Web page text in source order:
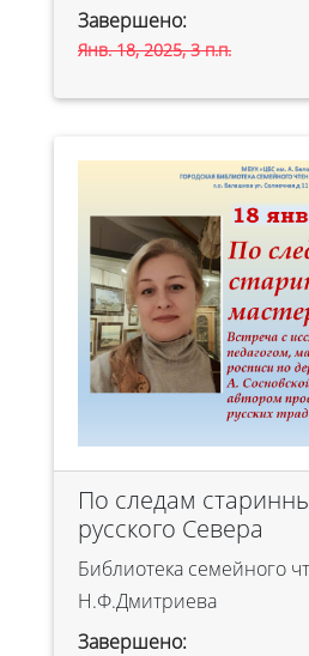
Завершено:
Янв. 18, 2025, 3 п.п.
По следам
русского Севера
Библиотека семейного
Н.Ф.Дмитриева
Завершено: